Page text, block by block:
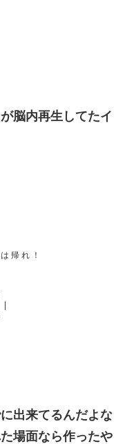
脳内再生してたイ
！
出来てるんだよな
場面なら作ったや